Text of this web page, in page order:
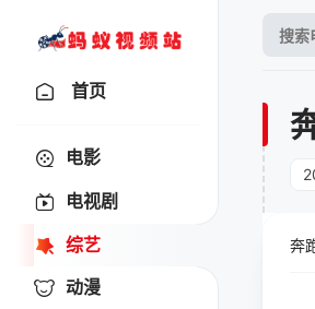
首页
电影
电视剧
综艺
动漫
奔